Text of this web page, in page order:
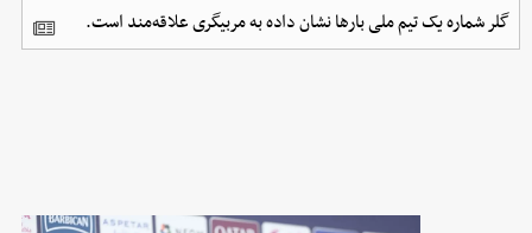
گلر شماره یک تیم ملی بارها نشان داده‌ به مربیگری علاقه‌مند است.